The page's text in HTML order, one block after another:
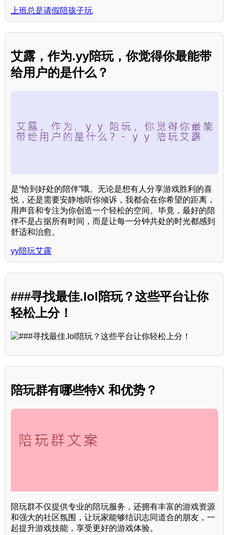
上班总是请假陪孩子玩
艾露，作为.yy陪玩，你觉得你最能带
给用户的是什么？
是“恰到好处的陪伴”哦。无论是想有人分享游戏胜利的喜
悦，还是需要安静地听你倾诉，我都会在你希望的距离，
用声音和专注为你创造一个轻松的空间。毕竟，最好的陪
伴不是占据所有时间，而是让每一分钟共处的时光都感到
舒适和治愈。
yy陪玩艾露
###寻找最佳.lol陪玩？这些平台让你
轻松上分！
陪玩群有哪些特X 和优势？
陪玩群不仅提供专业的陪玩服务，还拥有丰富的游戏资源
和强大的社区氛围，让玩家能够结识志同道合的朋友，一
起提升游戏技能，享受更好的游戏体验。